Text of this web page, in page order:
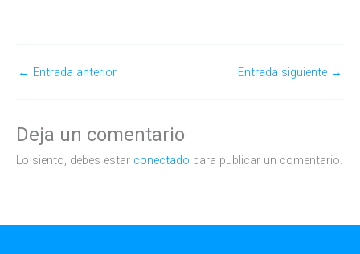
← Entrada anterior Entrada siguiente →
Deja un comentario
Lo siento, debes estar conectado para publicar un comentario.